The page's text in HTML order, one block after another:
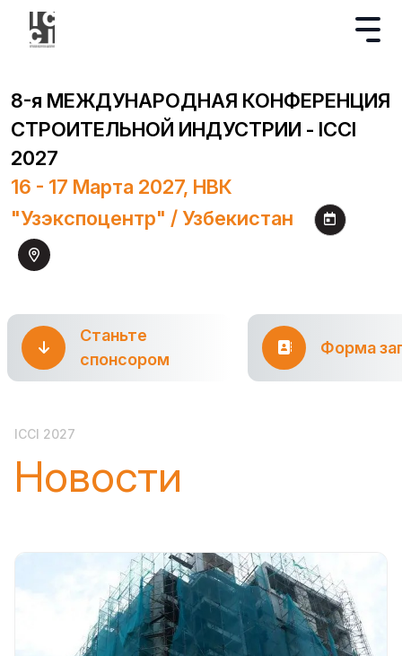
8-я МЕЖДУНАРОДНАЯ КОНФЕРЕНЦИЯ
СТРОИТЕЛЬНОЙ ИНДУСТРИИ - ICCI
2027
16 - 17 Марта 2027, НВК
"Узэкспоцентр" / Узбекистан
Станьте
спонсором
Форма
ICCI 2027
Новости